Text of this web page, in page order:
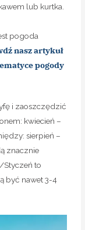
lub kurtka.
pogoda
nasz artykuł
pogody
i zaoszczędzić
kwiecień –
sierpień –
znacznie
Styczeń to
być nawet 3-4